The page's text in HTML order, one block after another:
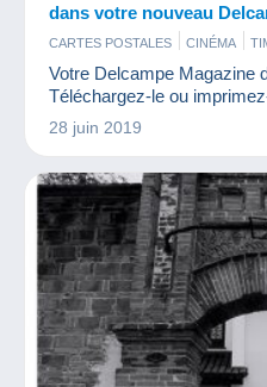
dans votre nouveau
CARTES POSTALES CINÉMA
Votre Delcampe Magazine
Téléchargez-le ou
28 juin 2019